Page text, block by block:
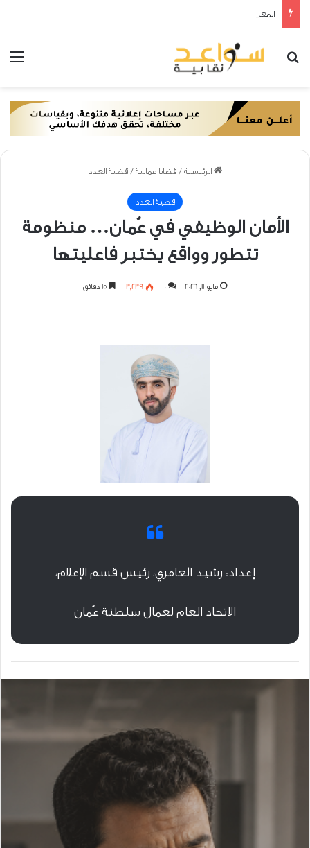
المعرفة بقانون العمل… الخطوة الأولى نحو عمل نقابي ناجح ومؤثر
بحث عن
الرئيسية / قضايا عمالية / قضية العدد
قضية العدد
الأمان الوظيفي في عُمان… منظومة
تتطور وواقع يختبر فاعليتها
مايو 11, 2026 0 3٬239
إعداد: رشيد العامري، رئيس قسم الإعلام،
الاتحاد العام لعمال سلطنة عُمان